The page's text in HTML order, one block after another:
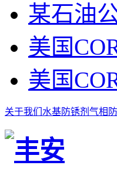
某石油
美国
美国
关于我们 水基防锈剂 气相